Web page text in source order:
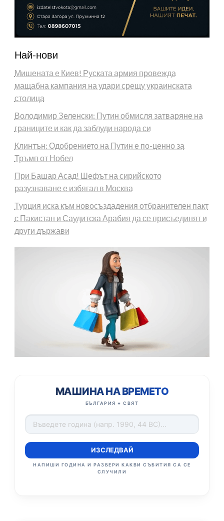
Най-нови
Мишената е Киев! Руската армия провежда
мащабна кампания на удари срещу украинската
столица
Володимир Зеленски: Путин обмисля затваряне на
границите и как да заблуди народа си
Клинтън: Одобрението на Путин е по-ценно за
Тръмп от Нобел
При Башар Асад! Шефът на сирийското
разузнаване е избягал в Москва
Турция иска към новосъздадения отбранителен пакт
с Пакистан и Саудитска Арабия да се присъединят и
други държави
МАШИНА НА ВРЕМЕТО
БЪЛГАРИЯ + СВЯТ
ИЗСЛЕДВАЙ
НАПИШИ ГОДИНА И РАЗБЕРИ КАКВИ СЪБИТИЯ СА СЕ
СЛУЧИЛИ